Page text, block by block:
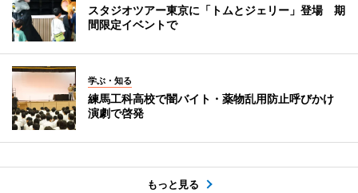
スタジオツアー東京に「トムとジェリー」登場 期
間限定イベントで
学ぶ・知る
練馬工科高校で闇バイト・薬物乱用防止呼びかけ
演劇で啓発
もっと見る